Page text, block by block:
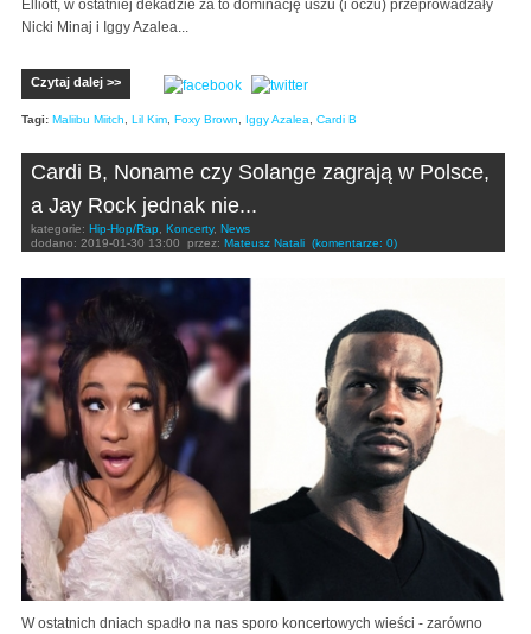
Elliott, w ostatniej dekadzie za to dominację uszu (i oczu) przeprowadzały
Nicki Minaj i Iggy Azalea...
Czytaj dalej >>
Tagi: Maliibu Miitch Lil Kim Foxy Brown Iggy Azalea Cardi B
Cardi B, Noname czy Solange zagrają w Polsce,
a Jay Rock jednak nie...
kategorie: Hip-Hop/Rap Koncerty, News
dodano: 2019-01-30 13:00 przez: Mateusz Natali (komentarze: 0)
W ostatnich dniach spadło na nas sporo koncertowych wieści - zarówno